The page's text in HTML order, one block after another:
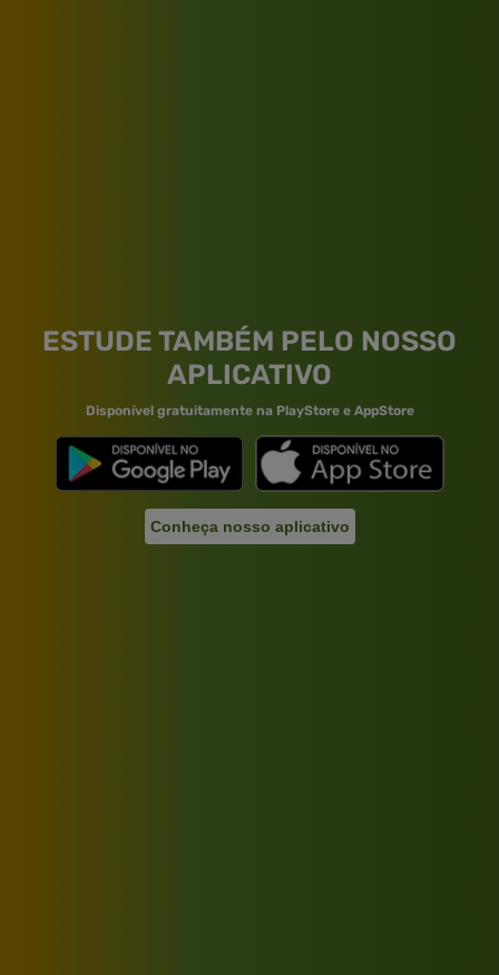
ESTUDE TAMBÉM PELO NOSSO
APLICATIVO
Disponível gratuitamente na PlayStore e AppStore
Conheça nosso aplicativo